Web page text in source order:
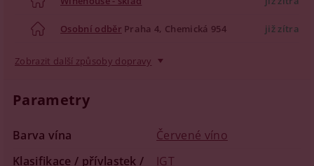
Osobní odběr Praha 4, Chemická 954 již zítra
Zobrazit další způsoby dopravy
Parametry
Barva vína
Červené víno
Klasifikace / přívlastek /
IGT